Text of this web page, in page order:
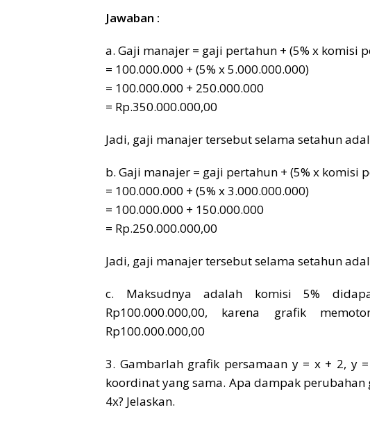
Jawaban :
a. Gaji manajer = gaji pertahun + (5% x komisi
= 100.000.000 + (5% x 5.000.000.000)
= 100.000.000 + 250.000.000
= Rp.350.000.000,00
Jadi, gaji manajer tersebut selama setahun
b. Gaji manajer = gaji pertahun + (5% x komisi
= 100.000.000 + (5% x 3.000.000.000)
= 100.000.000 + 150.000.000
= Rp.250.000.000,00
Jadi, gaji manajer tersebut selama setahun
c. Maksudnya adalah komisi 5%
Rp100.000.000,00, karena grafik
Rp100.000.000,00
3. Gambarlah grafik persamaan y = x + 2, y
koordinat yang sama. Apa dampak
4x? Jelaskan.